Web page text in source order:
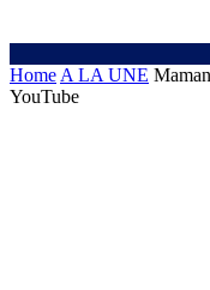
Home A LA UNE
YouTube